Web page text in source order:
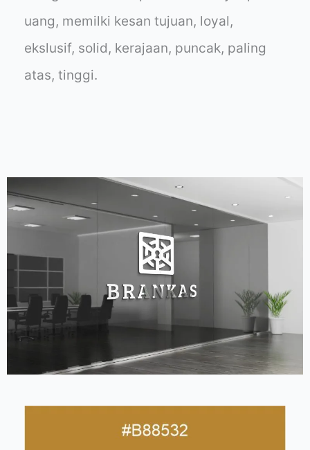
uang, memilki kesan tujuan, loyal,
ekslusif, solid, kerajaan, puncak, paling
atas, tinggi.